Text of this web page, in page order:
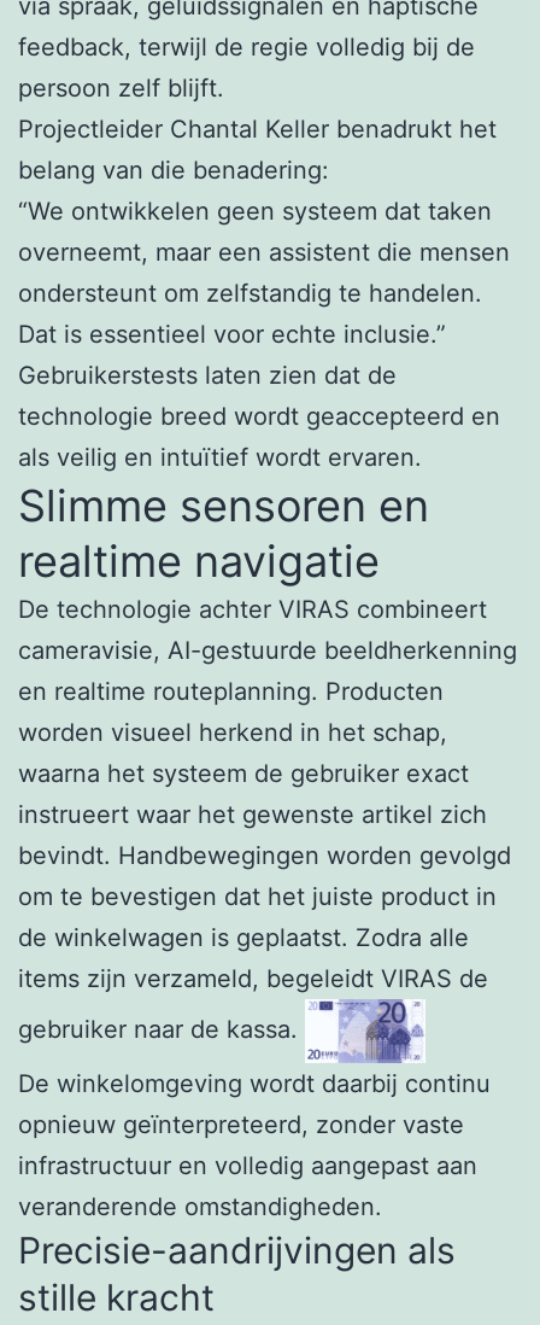
feedback, terwijl de regie volledig bij de
persoon zelf blijft.
Projectleider Chantal Keller benadrukt het
belang van die benadering:
“We ontwikkelen geen systeem dat taken
overneemt, maar een assistent die mensen
ondersteunt om zelfstandig te handelen.
Dat is essentieel voor echte inclusie.”
Gebruikerstests laten zien dat de
technologie breed wordt geaccepteerd en
als veilig en intuïtief wordt ervaren.
Slimme sensoren en
realtime navigatie
De technologie achter VIRAS combineert
cameravisie, AI-gestuurde beeldherkenning
en realtime routeplanning. Producten
worden visueel herkend in het schap,
waarna het systeem de gebruiker exact
instrueert waar het gewenste artikel zich
bevindt. Handbewegingen worden gevolgd
om te bevestigen dat het juiste product in
de winkelwagen is geplaatst. Zodra alle
items zijn verzameld, begeleidt VIRAS de
gebruiker naar de kassa.
De winkelomgeving wordt daarbij continu
opnieuw geïnterpreteerd, zonder vaste
infrastructuur en volledig aangepast aan
veranderende omstandigheden.
Precisie-aandrijvingen als
stille kracht